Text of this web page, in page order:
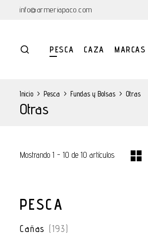
info@armeriapaco.com
PESCA CAZA MARCAS
Inicio > Pesca > Fundas y Bolsas > Otras
Otras
Mostrando 1 - 10 de 10 artículos
PESCA
Cañas (193)